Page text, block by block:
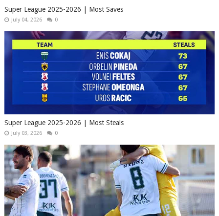
Super League 2025-2026 | Most Saves
July 04, 2026 0
Super League 2025-2026 | Most Steals
July 03, 2026 0